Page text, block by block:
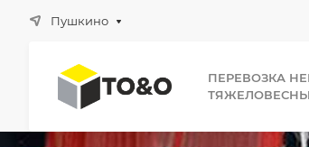
Пушкино
ПЕРЕВОЗКА